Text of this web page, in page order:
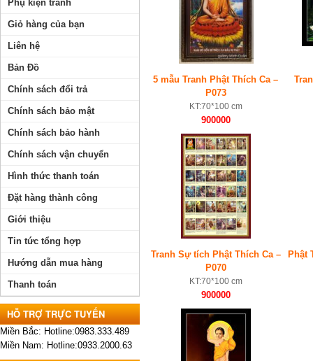
5 mẫu Tranh Phật Thích Ca –
P073
KT:70*100 cm
900000
Tranh Sự tích Phật Thích Ca –
P070
KT:70*100 cm
900000
Phật
Phụ kiện tranh
Giỏ hàng của bạn
Liên hệ
Bản Đồ
Chính sách đổi trả
Chính sách bảo mật
Chính sách bảo hành
Chính sách vận chuyển
Hình thức thanh toán
Đặt hàng thành công
Giới thiệu
Tin tức tổng hợp
Hướng dẫn mua hàng
Thanh toán
HỖ TRỢ TRỰC TUYẾN
Miền Bắc: Hotline:0983.333.489
Miền Nam: Hotline:0933.2000.63